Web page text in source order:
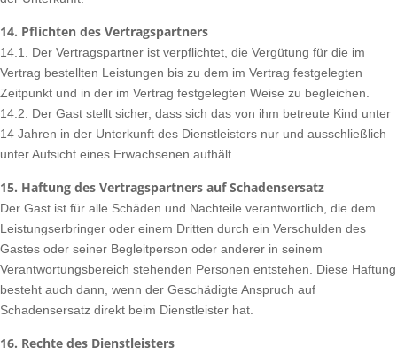
14. Pflichten des Vertragspartners
14.1. Der Vertragspartner ist verpflichtet, die Vergütung für die im
Vertrag bestellten Leistungen bis zu dem im Vertrag festgelegten
Zeitpunkt und in der im Vertrag festgelegten Weise zu begleichen.
14.2. Der Gast stellt sicher, dass sich das von ihm betreute Kind unter
14 Jahren in der Unterkunft des Dienstleisters nur und ausschließlich
unter Aufsicht eines Erwachsenen aufhält.
15. Haftung des Vertragspartners auf Schadensersatz
Der Gast ist für alle Schäden und Nachteile verantwortlich, die dem
Leistungserbringer oder einem Dritten durch ein Verschulden des
Gastes oder seiner Begleitperson oder anderer in seinem
Verantwortungsbereich stehenden Personen entstehen. Diese Haftung
besteht auch dann, wenn der Geschädigte Anspruch auf
Schadensersatz direkt beim Dienstleister hat.
16. Rechte des Dienstleisters